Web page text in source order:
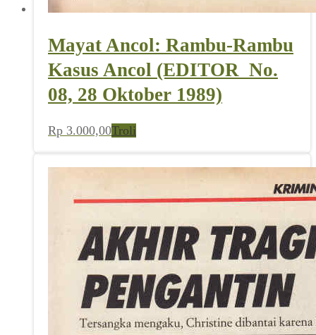
Mayat Ancol: Rambu-Rambu
Kasus Ancol (EDITOR_No.
08, 28 Oktober 1989)
Rp 3.000,00Troli